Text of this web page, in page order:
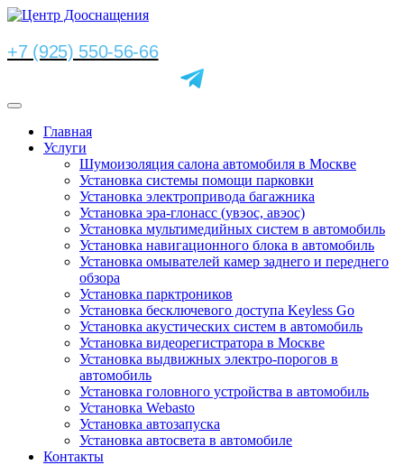
+7 (925) 550-56-66
Главная
Услуги
Шумоизоляция салона автомобиля в Москве
Установка системы помощи парковки
Установка электропривода багажника
Установка эра-глонасс (увэос, авэос)
Установка мультимедийных систем в автомобиль
Установка навигационного блока в автомобиль
Установка омывателей камер заднего и переднего
обзора
Установка парктроников
Установка бесключевого доступа Keyless Go
Установка акустических систем в автомобиль
Установка видеорегистратора в Москве
Установка выдвижных электро-порогов в
автомобиль
Установка головного устройства в автомобиль
Установка Webasto
Установка автозапуска
Установка автосвета в автомобиле
Контакты